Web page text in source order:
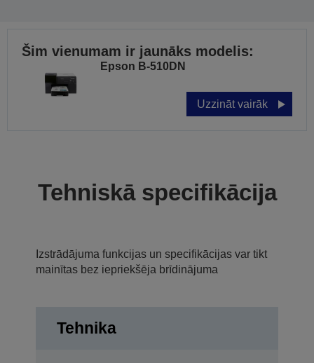
Šim vienumam ir jaunāks modelis:
Epson B-510DN
Uzzināt vairāk
Tehniskā specifikācija
Izstrādājuma funkcijas un specifikācijas var tikt
mainītas bez iepriekšēja brīdinājuma
Tehnika